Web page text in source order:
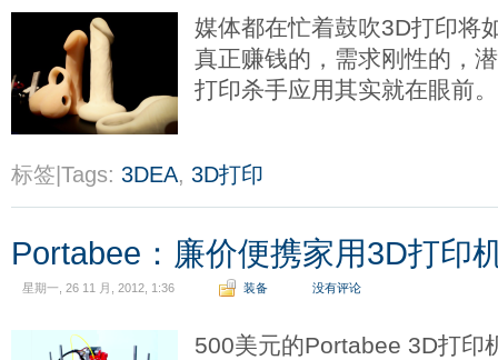
媒体都在忙着鼓吹3D打印将
真正赚钱的，需求刚性的，
打印杀手应用其实就在眼前
标签|Tags: 3DEA, 3D打印
Portabee：廉价便携家用3D打印
星期一, 26 11 月, 2012, 1:36 装备 没有评论
500美元的Portabee 3D打印